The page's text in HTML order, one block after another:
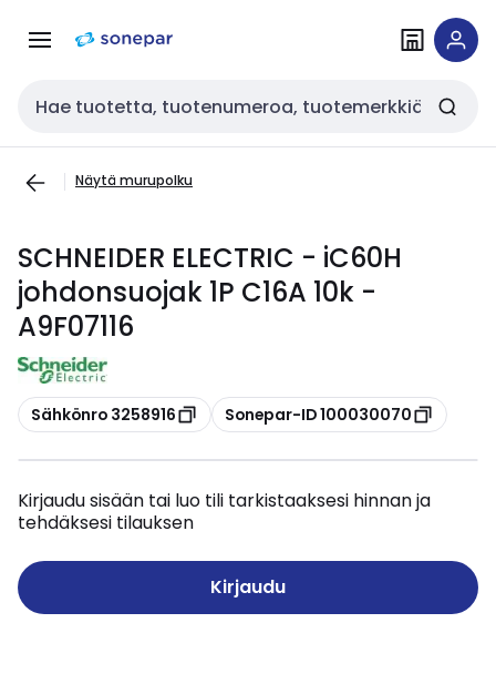
navigointiinsisältöön
Haku
Näytä murupolku
SCHNEIDER ELECTRIC - iC60H
johdonsuojak 1P C16A 10k -
A9F07116
Kopioi
Sähkönro 3258916 Kopioi
Sonepar-ID 100030070
Kirjaudu sisään tai luo tili tarkistaaksesi hinnan ja
tehdäksesi tilauksen
Kirjaudu